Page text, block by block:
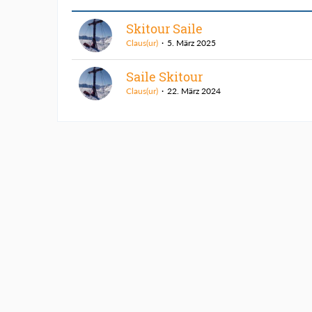
Skitour Saile
Claus(ur) 5. März 2025
Saile Skitour
Claus(ur) 22. März 2024